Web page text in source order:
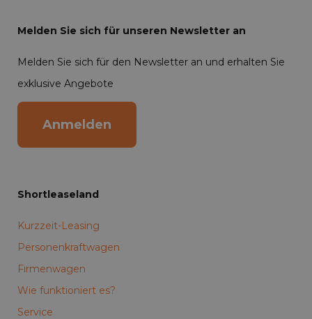
Melden Sie sich für unseren Newsletter an
Melden Sie sich für den Newsletter an und erhalten Sie
exklusive Angebote
Anmelden
Shortleaseland
Kurzzeit-Leasing
Personenkraftwagen
Firmenwagen
Wie funktioniert es?
Service